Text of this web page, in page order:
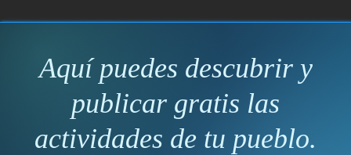
Aquí puedes descubrir y
publicar gratis las
actividades de tu pueblo.